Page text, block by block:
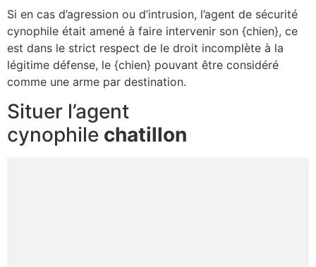
Si en cas d’agression ou d’intrusion, l’agent de sécurité
cynophile était amené à faire intervenir son {chien}, ce
est dans le strict respect de le droit incomplète à la
légitime défense, le {chien} pouvant être considéré
comme une arme par destination.
Situer l’agent
cynophile chatillon